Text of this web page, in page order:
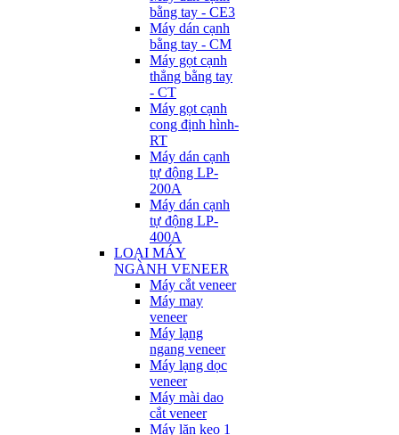
bằng tay - CE3
Máy dán cạnh
bằng tay - CM
Máy gọt cạnh
thẳng bằng tay
- CT
Máy gọt cạnh
cong định hình-
RT
Máy dán cạnh
tự động LP-
200A
Máy dán cạnh
tự động LP-
400A
LOẠI MÁY
NGÀNH VENEER
Máy cắt veneer
Máy may
veneer
Máy lạng
ngang veneer
Máy lạng dọc
veneer
Máy mài dao
cắt veneer
Máy lăn keo 1